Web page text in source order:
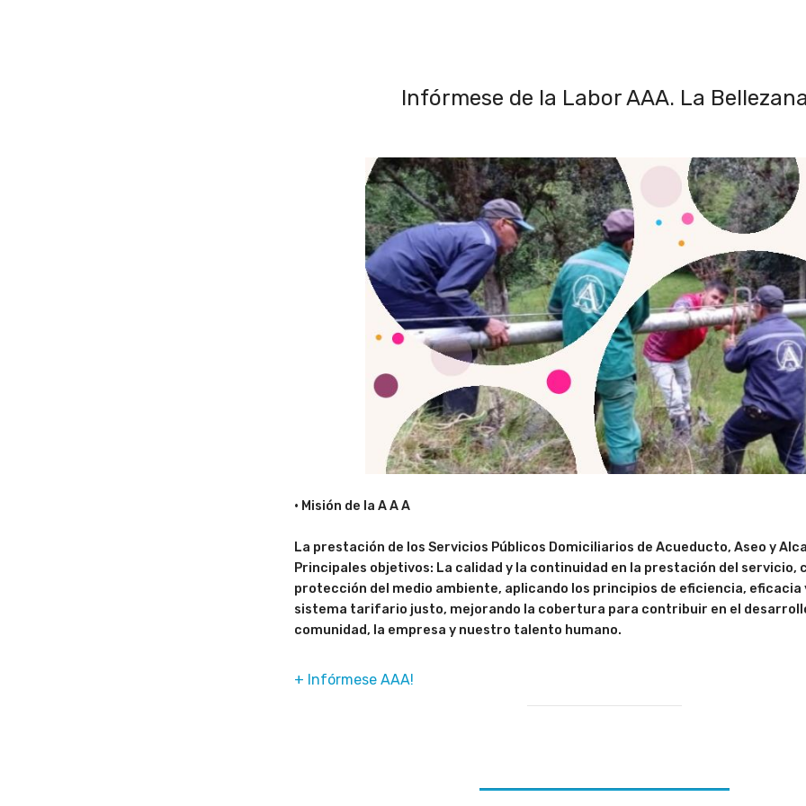
Infórmese de la Labor AAA. La
• Misión de la A A A
La prestación de los Servicios Públicos Domiciliarios de Acueducto, Aseo y
Principales objetivos: La calidad y la continuidad en la prestación del servicio,
protección del medio ambiente, aplicando los principios de eficiencia, eficacia
sistema tarifario justo, mejorando la cobertura para contribuir en el
comunidad, la empresa y nuestro talento humano.
+ Infórmese AAA!